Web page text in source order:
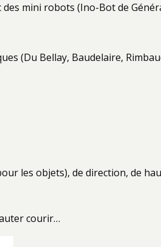
mini robots (Ino-Bot de
(Du Bellay, Baudelaire,
les objets), de direction, de
courir…